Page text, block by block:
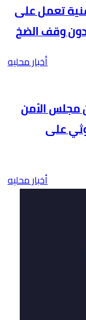
تعمل على
وقف الضخ
أخبار محليه
مجلس الأمن
على
أخبار محليه